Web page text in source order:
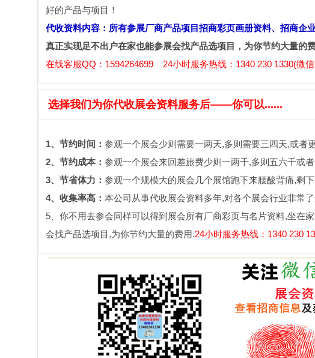
好的产品与项目！
代收资料内容：所有参展厂商产品项目招商彩页画册资料、招商企
真正实现足不出户在家也能参展会找产品选项目，为你节约大量的费
在线客服QQ：1594264699 24小时服务热线：1340 230 1330(微
选择我们为你代收展会资料服务后——你可以......
1、节约时间： 参观一个展会少则需要一两天,多则需要三四天,或者
2、节约成本： 参观一个展会来回差旅费少则一两千,多则五六千或
3、节省体力： 参观一个规模大的展会几个展馆跑下来腰酸背痛,剩
4、收集率高： 本公司从事代收展会资料多年,对各个展会行业非常
5、你不用去参会同样可以得到展会所有厂商彩页与名片资料,坐在
会找产品选项目,为你节约大量的费用.24小时服务热线：1340 230